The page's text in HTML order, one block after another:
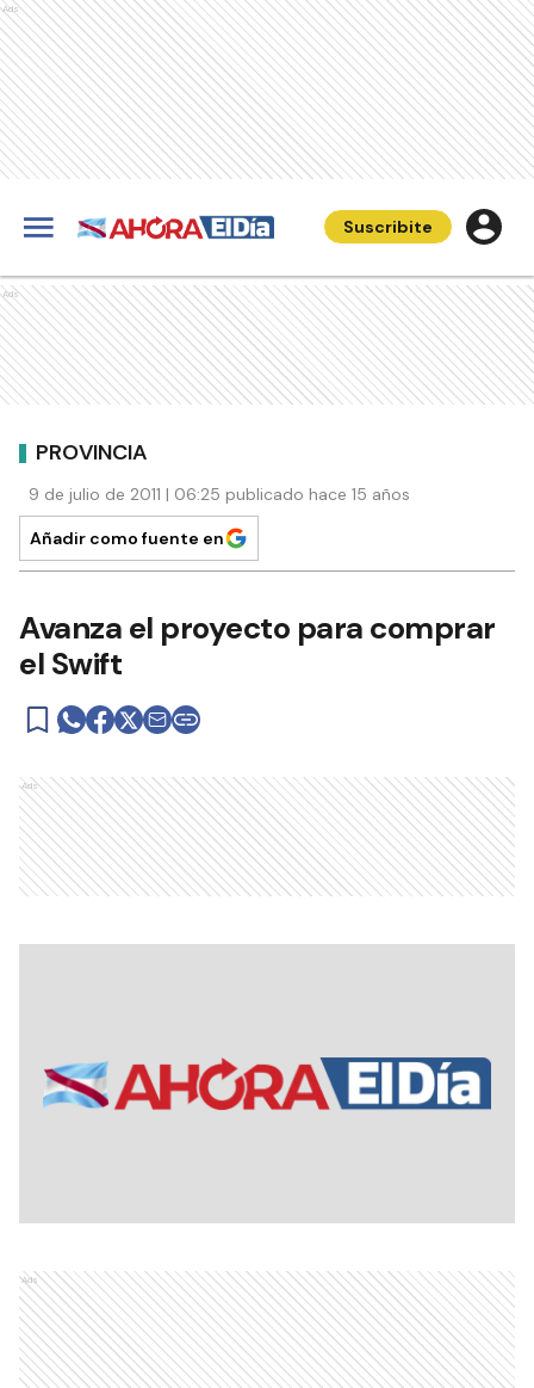
Ads
Suscribite
Ads
PROVINCIA
9 de julio de 2011 | 06:25 publicado hace 15 años
Añadir como fuente en
Avanza el proyecto para comprar
el Swift
Ads
Ads